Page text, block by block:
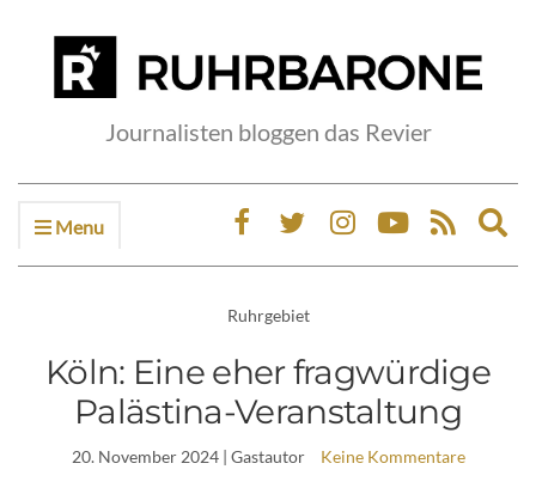
Journalisten bloggen das Revier
Menu
Ruhrgebiet
Köln: Eine eher fragwürdige
Palästina-Veranstaltung
20. November 2024| Gastautor Keine Kommentare